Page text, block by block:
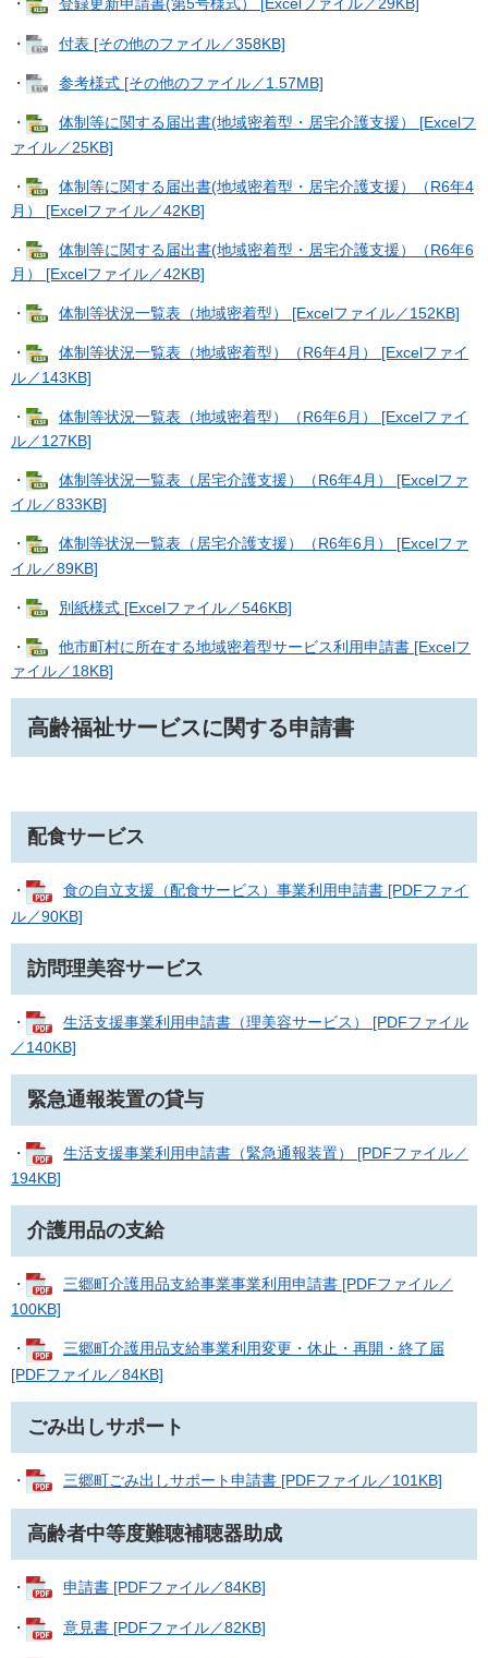
・ 登録更新申請書(第5号様式） [Excelファイル／29KB]
・ 付表 [その他のファイル／358KB]
・ 参考様式 [その他のファイル／1.57MB]
・
体制等に関する届出書(地域密着型・居宅介護支援） [Excelフ
ァイル／25KB]
・
体制等に関する届出書(地域密着型・居宅介護支援）（R6年4
月） [Excelファイル／42KB]
・
体制等に関する届出書(地域密着型・居宅介護支援）（R6年6
月） [Excelファイル／42KB]
・ 体制等状況一覧表（地域密着型） [Excelファイル／152KB]
・
体制等状況一覧表（地域密着型）（R6年4月） [Excelファイ
ル／143KB]
・
体制等状況一覧表（地域密着型）（R6年6月） [Excelファイ
ル／127KB]
・
体制等状況一覧表（居宅介護支援）（R6年4月） [Excelファ
イル／833KB]
・
体制等状況一覧表（居宅介護支援）（R6年6月） [Excelファ
イル／89KB]
・ 別紙様式 [Excelファイル／546KB]
・
他市町村に所在する地域密着型サービス利用申請書 [Excelフ
ァイル／18KB]
高齢福祉サービスに関する申請書
配食サービス
・
食の自立支援（配食サービス）事業利用申請書 [PDFファイ
ル／90KB]
訪問理美容サービス
・
生活支援事業利用申請書（理美容サービス） [PDFファイル
／140KB]
緊急通報装置の貸与
・
生活支援事業利用申請書（緊急通報装置） [PDFファイル／
194KB]
介護用品の支給
・
三郷町介護用品支給事業事業利用申請書 [PDFファイル／
100KB]
・
三郷町介護用品支給事業利用変更・休止・再開・終了届
[PDFファイル／84KB]
ごみ出しサポート
・ 三郷町ごみ出しサポート申請書 [PDFファイル／101KB]
高齢者中等度難聴補聴器助成
・ 申請書 [PDFファイル／84KB]
・ 意見書 [PDFファイル／82KB]